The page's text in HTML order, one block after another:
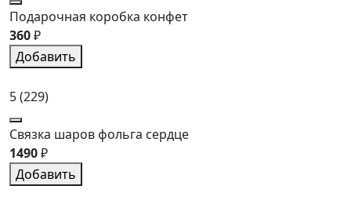
Подарочная коробка конфет
360₽
Добавить
5(229)
Связка шаров фольга сердце
1490₽
Добавить